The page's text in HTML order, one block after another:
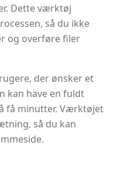
Dette værktøj
så du ikke
og overføre filer
der ønsker et
kan have en fuldt
få minutter. Værktøjet
så du kan